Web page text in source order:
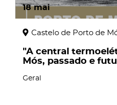
18 mai
Castelo de Porto de
"A central
Mós, passado e
Geral